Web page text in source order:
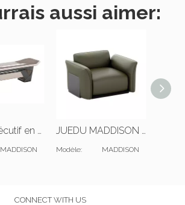
aussi aimer:
Bureau exécutif en forme de L et bibliothèque
MADDISON
JUEDU MADDISON Canapé 1 place |Coussin standard |Cuir vert foncé
Modèle: MADDISON
CONNECT WITH US